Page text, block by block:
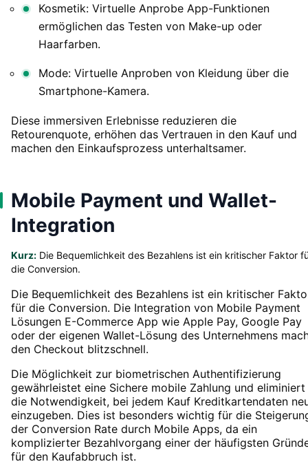
Kosmetik: Virtuelle Anprobe App-Funktionen
ermöglichen das Testen von Make-up oder
Haarfarben.
Mode: Virtuelle Anproben von Kleidung über die
Smartphone-Kamera.
Diese immersiven Erlebnisse reduzieren die
Retourenquote, erhöhen das Vertrauen in den Kauf und
machen den Einkaufsprozess unterhaltsamer.
Mobile Payment und Wallet-
Integration
Kurz: Die Bequemlichkeit des Bezahlens ist ein kritischer Faktor
die Conversion.
Die Bequemlichkeit des Bezahlens ist ein kritischer
für die Conversion. Die Integration von Mobile Payment
Lösungen E-Commerce App wie Apple Pay, Google Pay
oder der eigenen Wallet-Lösung des Unternehmens
den Checkout blitzschnell.
Die Möglichkeit zur biometrischen Authentifizierung
gewährleistet eine Sichere mobile Zahlung und eliminiert
die Notwendigkeit, bei jedem Kauf Kreditkartendaten
einzugeben. Dies ist besonders wichtig für die
der Conversion Rate durch Mobile Apps, da ein
komplizierter Bezahlvorgang einer der häufigsten
für den Kaufabbruch ist.